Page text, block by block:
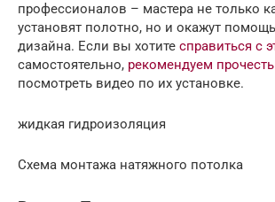
профессионалов – мастера не только
установят полотно, но и окажут
дизайна. Если вы хотите справиться с
самостоятельно, рекомендуем
посмотреть видео по их установке.
жидкая гидроизоляция
Схема монтажа натяжного потолка